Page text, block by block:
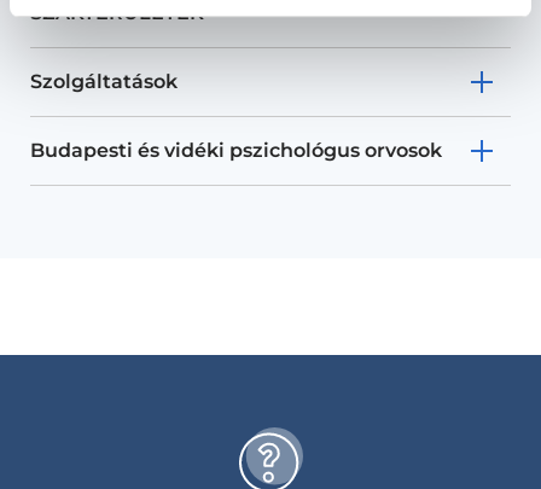
SZAKTERÜLETEK
Szolgáltatások
Budapesti és vidéki pszichológus orvosok